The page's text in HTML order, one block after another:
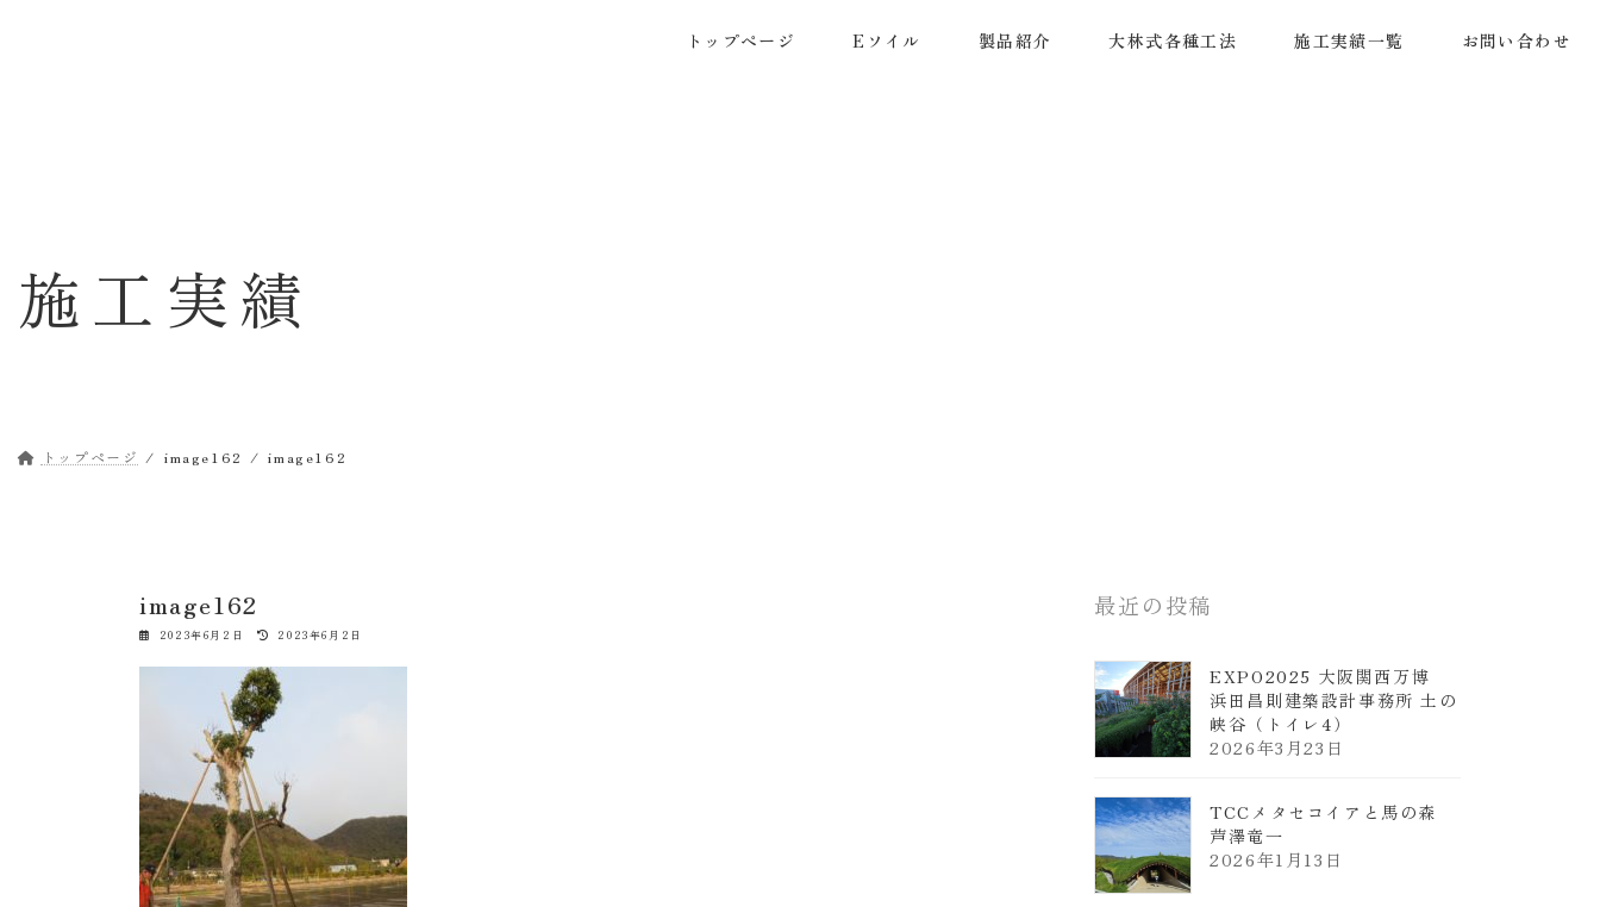
トップページ Eソイル 製品紹介 大林式各種工法 施工実績一覧 お問い合わせ
施工実績
トップページ image162 image162
image162
2023年6月2日
最
更
新
日
時
2023年6月2日
最近の投稿
EXPO2025 大阪関西万博
浜田昌則建築設計事務所 土の
峡谷（トイレ4）
2026年3月23日
TCCメタセコイアと馬の森
芦澤竜一
2026年1月13日